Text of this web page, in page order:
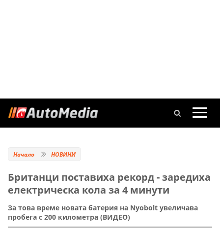
Начало НОВИНИ
Британци поставиха рекорд - заредиха
електрическа кола за 4 минути
За това време новата батерия на Nyobolt увеличава
пробега с 200 километра (ВИДЕО)